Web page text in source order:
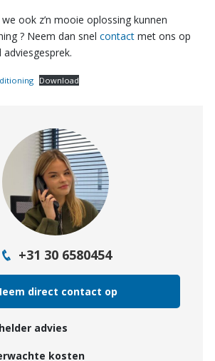
ook z’n mooie oplossing kunnen
? Neem dan snel contactmet ons op
Download
+31 30 6580454
direct contact op
advies
kosten